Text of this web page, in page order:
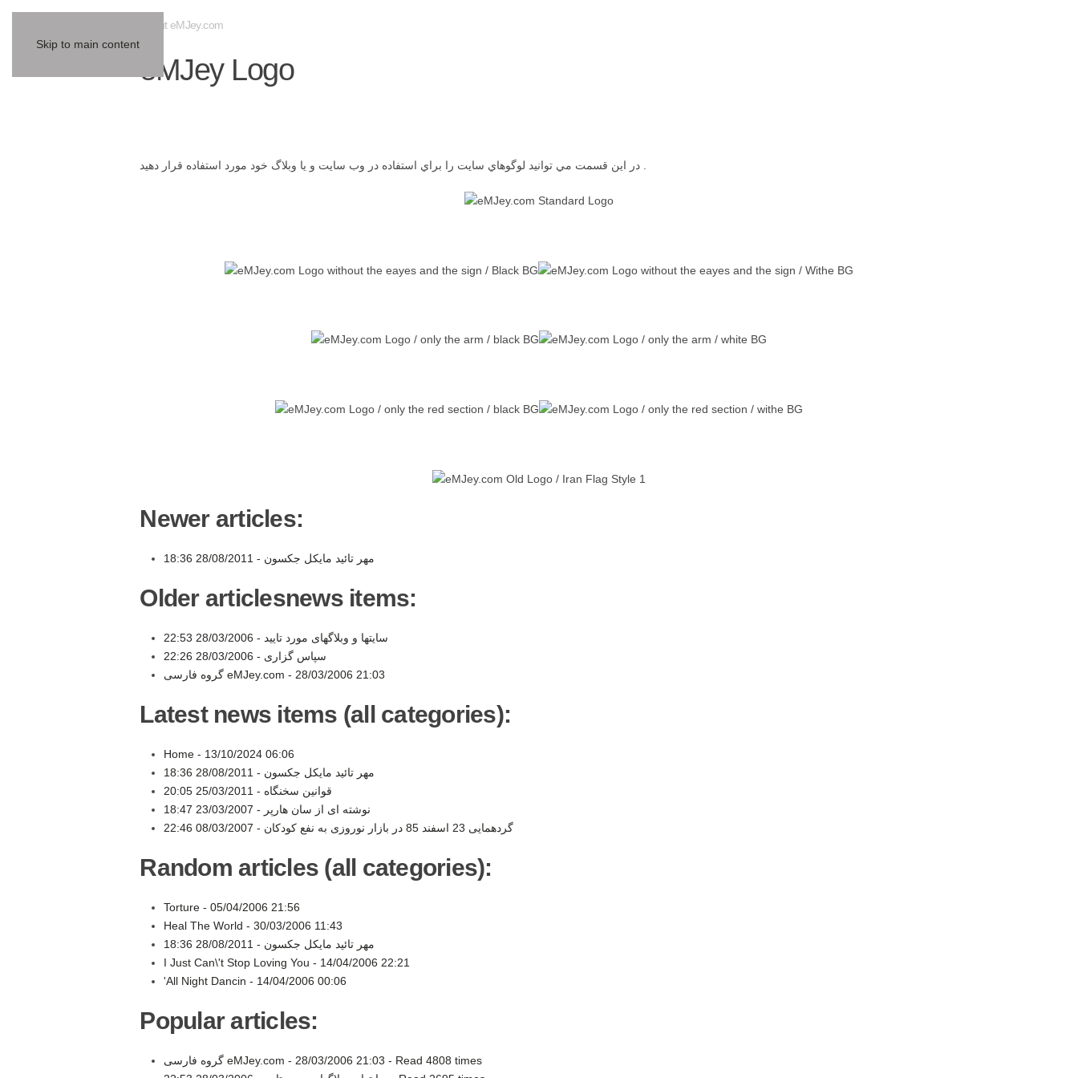
Skip to main content
About eMJey.com
eMJey Logo
Newer articles:
مهر تائید مایکل جکسون - 28/08/2011 18:36
Older articlesnews items:
سایتها و وبلاگهای مورد تایید - 28/03/2006 22:53
سپاس گزاری - 28/03/2006 22:26
گروه فارسی eMJey.com - 28/03/2006 21:03
Latest news items (all categories):
Home - 13/10/2024 06:06
مهر تائید مایکل جکسون - 28/08/2011 18:36
قوانین سخنگاه - 25/03/2011 20:05
نوشته ای از سان هارپر - 23/03/2007 18:47
گردهمایی 23 اسفند 85 در بازار نوروزی به نفع کودکان -
08/03/2007 22:46
Random articles (all categories):
Torture -05/04/2006 21:56
Heal The World -30/03/2006 11:43
مهر تائید مایکل جکسون - 28/08/2011 18:36
I Just Can\'t Stop Loving You - 14/04/2006 22:21
'All Night Dancin - 14/04/2006 00:06
Popular articles:
گروه فارسی eMJey.com - 28/03/2006 21:03 - Read 4808 times